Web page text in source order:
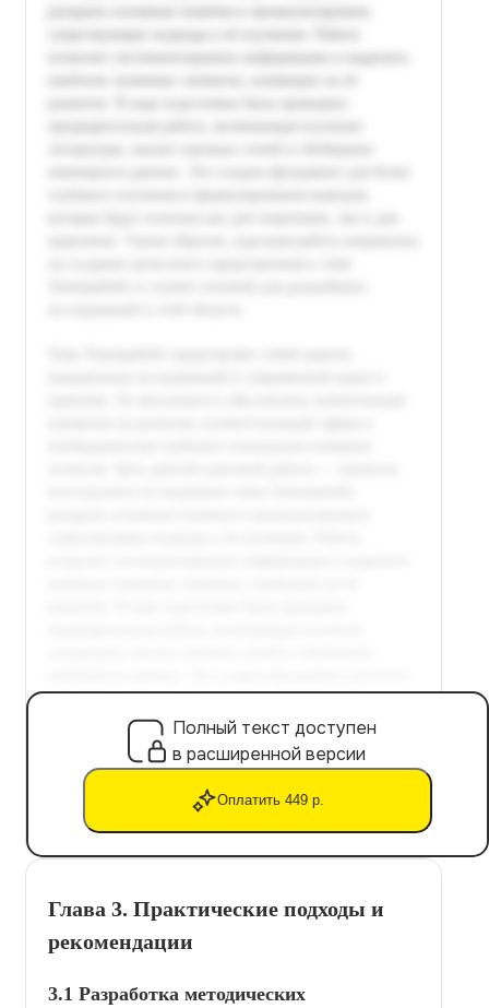
Полный текст доступен
в расширенной версии
Оплатить 449 р.
Глава 3. Практические подходы и
рекомендации
3.1 Разработка методических